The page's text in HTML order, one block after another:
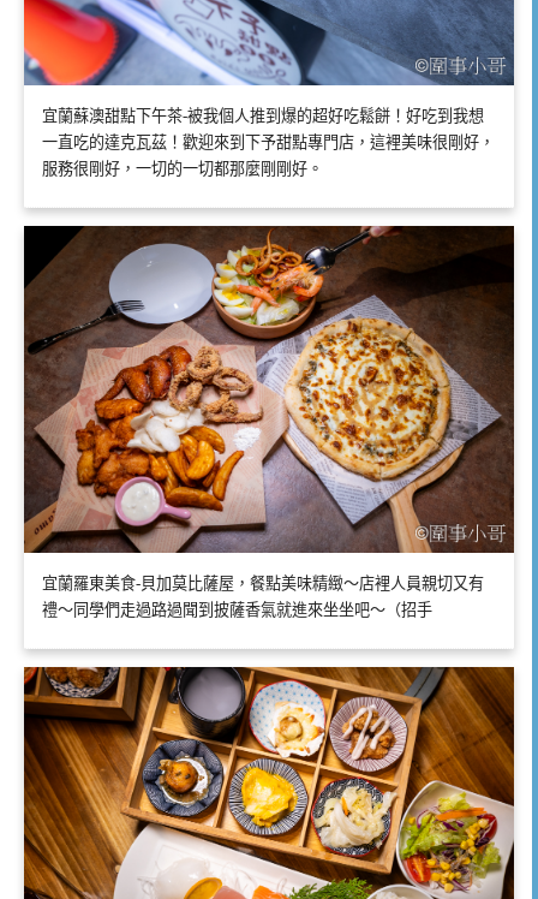
宜蘭蘇澳甜點下午茶-被我個人推到爆的超好吃鬆餅！好吃到我想
一直吃的達克瓦茲！歡迎來到下予甜點專門店，這裡美味很剛好，
服務很剛好，一切的一切都那麼剛剛好。
宜蘭羅東美食-貝加莫比薩屋，餐點美味精緻～店裡人員親切又有
禮～同學們走過路過聞到披薩香氣就進來坐坐吧～（招手